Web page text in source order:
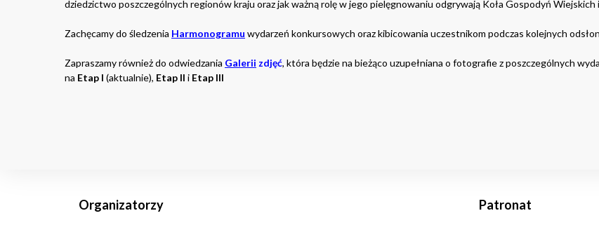
dziedzictwo poszczególnych regionów kraju oraz jak ważną rolę w jego pielęgnowaniu odgrywają Koła Gospodyń
Zachęcamy do śledzenia Harmonogramu wydarzeń konkursowych oraz kibicowania uczestnikom podczas kolejnych
Zapraszamy również do odwiedzania Galerii zdjęć, która będzie na bieżąco uzupełniana o fotografie z poszczególnych
na Etap I (aktualnie), Etap II i Etap III
Organizatorzy Patronat